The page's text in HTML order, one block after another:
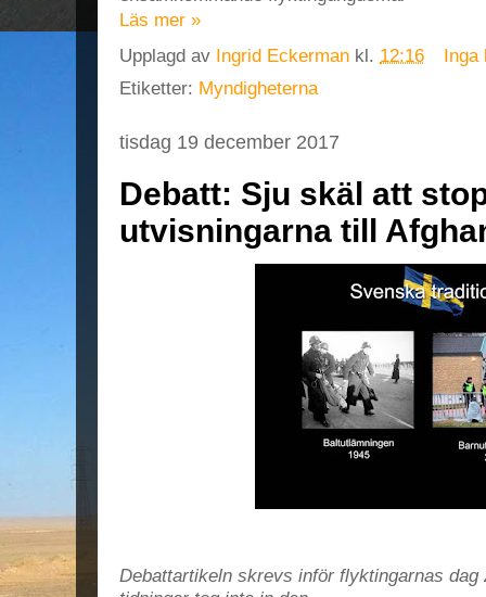
Läs mer »
Upplagd av Ingrid Eckerman kl. 12:16
Inga
Etiketter: Myndigheterna
tisdag 19 december 2017
Debatt: Sju skäl att
utvisningarna till
Debattartikeln skrevs inför flyktingarnas dag